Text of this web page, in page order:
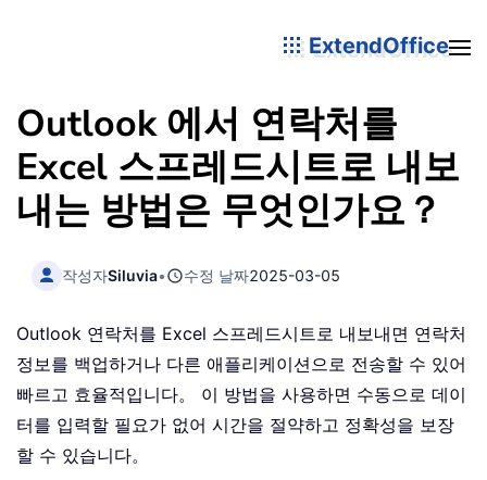
ExtendOffice
Outlook 에서 연락처를
Excel 스프레드시트로 내보
내는 방법은 무엇인가요？
작성자Siluvia• 수정 날짜2025-03-05
Outlook 연락처를 Excel 스프레드시트로 내보내면 연락처
정보를 백업하거나 다른 애플리케이션으로 전송할 수 있어
빠르고 효율적입니다。 이 방법을 사용하면 수동으로 데이
터를 입력할 필요가 없어 시간을 절약하고 정확성을 보장
할 수 있습니다。